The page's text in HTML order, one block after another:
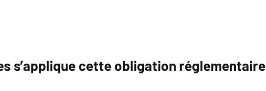
s’applique cette obligation réglementaire